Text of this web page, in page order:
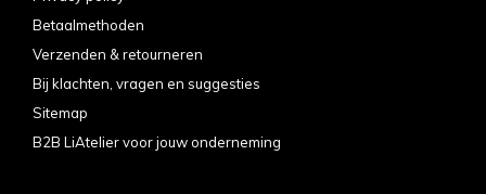
Betaalmethoden
Verzenden & retourneren
Bij klachten, vragen en suggesties
Sitemap
B2B LiAtelier voor jouw onderneming